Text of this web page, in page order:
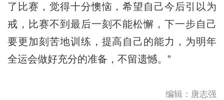
了比赛，觉得十分懊恼，希望自己今后引以为
戒，比赛不到最后一刻不能松懈，下一步自己
要更加刻苦地训练，提高自己的能力，为明年
全运会做好充分的准备，不留遗憾。”
编辑：唐志强